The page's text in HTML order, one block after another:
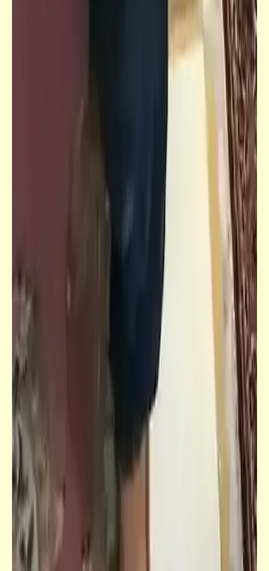
حلقة أخرى من مسلسل الأجيال الراقصة
قصص_شيء من الخبث
شيء من الخبث | الفصل الأوّل (3)
العلم في الكِبَر كالمشي على القمر | تفيد بإيه يا